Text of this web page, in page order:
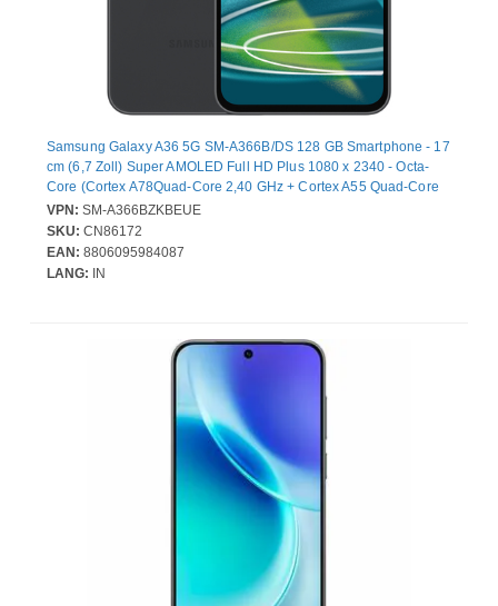
Samsung Galaxy A36 5G SM-A366B/DS 128 GB Smartphone - 17
cm (6,7 Zoll) Super AMOLED Full HD Plus 1080 x 2340 - Octa-
Core (Cortex A78Quad-Core 2,40 GHz + Cortex A55 Quad-Core
1,80 GHz - 6 GB RAM - Android 15 - 5G - Schwarz - Bar - 2 SIM
Support - kein SIM-Lock - Front Camera: 12 Megapixel - Rear
Camera: 50 Megapixel / 8 Megapixel / 5 Megapixel - 5000 mAh
Akku
VPN: SM-A366BZKBEUE
SKU: CN86172
EAN: 8806095984087
LANG: IN